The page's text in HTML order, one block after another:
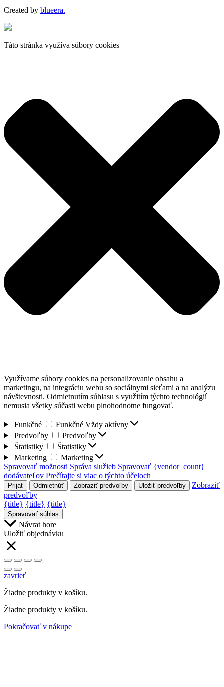
Created by blueera.
Táto stránka využíva súbory cookies
Využívame súbory cookies na personalizovanie obsahu a
marketingu, na integráciu webu so sociálnymi sieťami a na analýzu
návštevnosti. Odmietnutím súhlasu s využitím týchto technológií
nemusia všetky súčasti webu plnohodnotne fungovať.
Funkčné Funkčné Vždy aktívny
Predvoľby
Predvoľby
Štatistiky
Štatistiky
Marketing
Marketing
Spravovať možnosti Správa služieb Spravovať {vendor_count}
dodávateľov Prečítajte si viac o týchto účeloch
Prijať Odmietnúť Zobraziť predvoľby Uložiť predvoľby
Zobraziť
predvoľby
{title} {title} {title}
Spravovať súhlas
Návrat hore
Uložiť objednávku
zavrieť
Žiadne produkty v košíku.
Žiadne produkty v košíku.
Pokračovať v nákupe